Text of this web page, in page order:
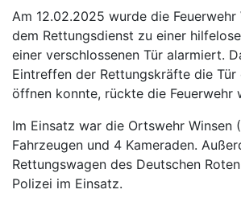
Am 12.02.2025 wurde die
dem Rettungsdienst zu einer
einer verschlossenen Tür alarmiert.
Eintreffen der Rettungskräfte die Tür
öffnen konnte, rückte die Feuerwehr
Im Einsatz war die Ortswehr Winsen
Fahrzeugen und 4 Kameraden.
Rettungswagen des Deutschen
Polizei im Einsatz.